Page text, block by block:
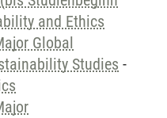
and Ethics
Global
Studies -